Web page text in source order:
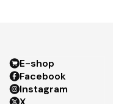
3
Footer
E-shop
Facebook
Instagram